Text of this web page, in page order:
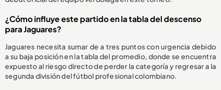
¿Cómo influye este partido en la tabla del descenso
para Jaguares?
Jaguares necesita sumar de a tres puntos con urgencia debido
a su baja posición en la tabla del promedio, donde se encuentra
expuesto al riesgo directo de perder la categoría y regresar a la
segunda división del fútbol profesional colombiano.